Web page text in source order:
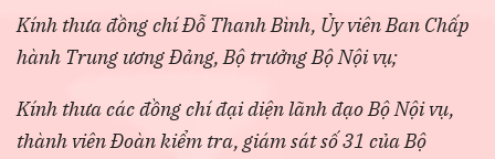
Kính thưa đồng chí Đỗ Thanh Bình, Ủy viên Ban Chấp
hành Trung ương Đảng, Bộ trưởng Bộ Nội vụ;
Kính thưa các đồng chí đại diện lãnh đạo Bộ Nội vụ,
thành viên Đoàn kiểm tra, giám sát số 31 của Bộ